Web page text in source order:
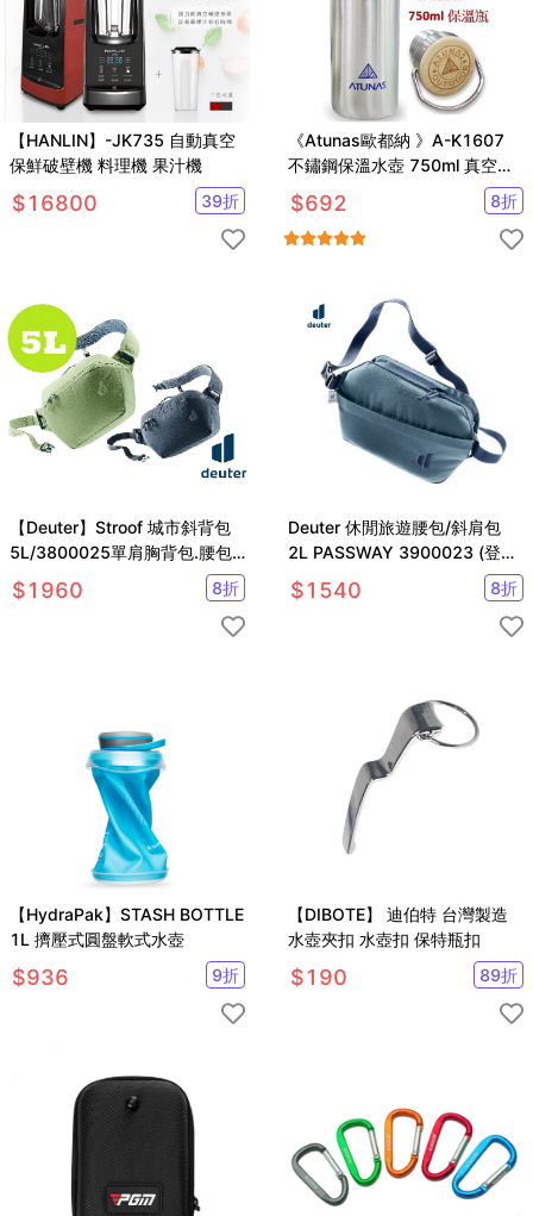
【HANLIN】-JK735 自動真空
保鮮破壁機 料理機 果汁機
$16800 39折
《Atunas歐都納 》A-K1607
不鏽鋼保溫水壺 750ml 真空斷
熱瓶
$692 8折
【Deuter】Stroof 城市斜背包
5L/3800025單肩胸背包.腰包.
臀包.休閒隨身背包.
$1960 8折
Deuter 休閒旅遊腰包/斜肩包
2L PASSWAY 3900023 (登山
屋)
$1540 8折
【HydraPak】STASH BOTTLE
1L 擠壓式圓盤軟式水壺
$936 9折
【DIBOTE】 迪伯特 台灣製造
水壺夾扣 水壺扣 保特瓶扣
$190 89折